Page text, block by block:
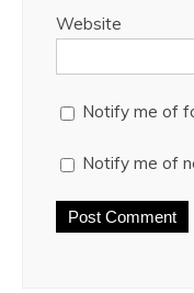
Website
Notify me of
Notify me of